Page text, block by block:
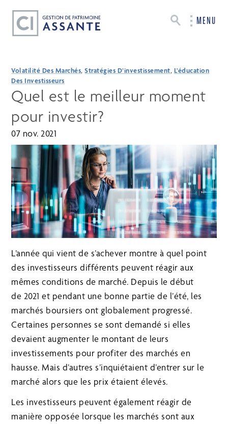
MENU
Volatilité Des Marchés,Stratégies D’investissement, L'éducation
Des Investisseurs
Quel est le meilleur moment
pour investir?
07 nov. 2021
L’année qui vient de s’achever montre à quel point
des investisseurs différents peuvent réagir aux
mêmes conditions de marché. Depuis le début
de 2021 et pendant une bonne partie de l’été, les
marchés boursiers ont globalement progressé.
Certaines personnes se sont demandé si elles
devaient augmenter le montant de leurs
investissements pour profiter des marchés en
hausse. Mais d’autres s’inquiétaient d’entrer sur le
marché alors que les prix étaient élevés.
Les investisseurs peuvent également réagir de
manière opposée lorsque les marchés sont aux